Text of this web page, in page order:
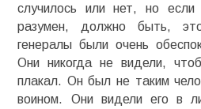
случилось или нет, но
разумен, должно быть,
генералы были очень
Они никогда не видели,
плакал. Он был не таким
воином. Они видели его в